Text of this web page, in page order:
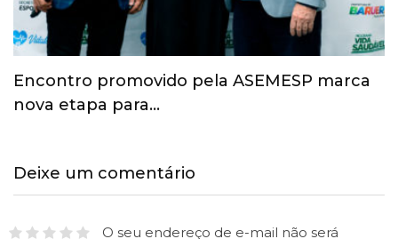
Esporte ganha espaço na agenda
econômica e mobiliza…
Deixe um comentário
O seu endereço de e-mail não será